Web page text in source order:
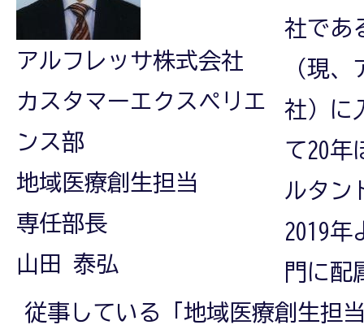
アルフレッサ株式会社
カスタマーエクスペリエ
ンス部
地域医療創生担当
専任部長
山田 泰弘
社であ
（現
社）に
て20年
ルタン
2019年
門に配
従事している「地域医療創生担